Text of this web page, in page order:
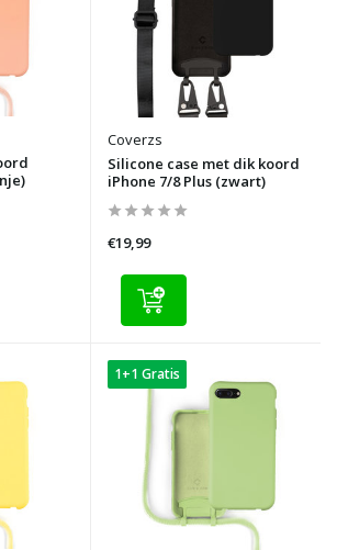
Coverzs
Silicone case met dik koord
iPhone 7/8 Plus (zwart)
€19,99
1+1 Gratis